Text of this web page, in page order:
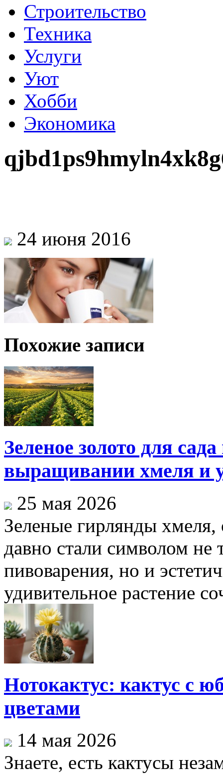
Строительство
Техника
Услуги
Уют
Хобби
Экономика
24 июня 2016
Похожие записи
Зеленое золото для
выращивании хмеля и
25 мая 2026
Зеленые гирлянды
давно стали символом не
пивоварения, но и
удивительное растение
Нотокактус: кактус с
цветами
14 мая 2026
Знаете, есть кактусы